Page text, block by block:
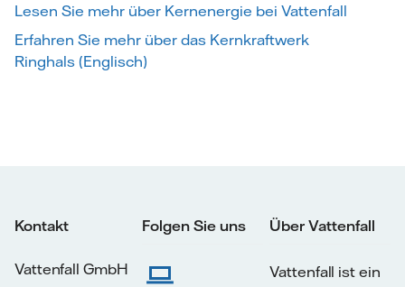
Lesen Sie mehr über Kernenergie bei Vattenfall
Erfahren Sie mehr über das Kernkraftwerk
Ringhals (Englisch)
Kontakt
Vattenfall GmbH
Folgen Sie uns Über Vattenfall
Vattenfall ist ein